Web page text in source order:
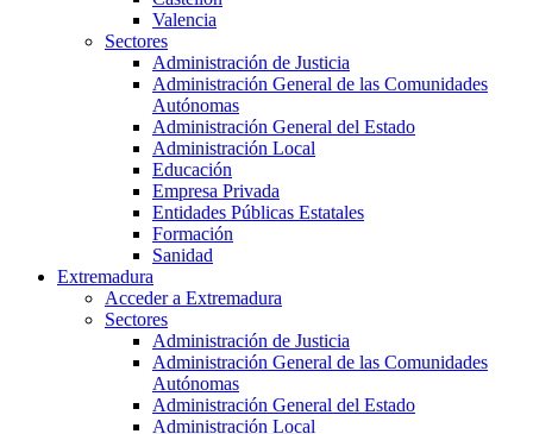
Valencia
Sectores
Administración de Justicia
Administración General de las Comunidades
Autónomas
Administración General del Estado
Administración Local
Educación
Empresa Privada
Entidades Públicas Estatales
Formación
Sanidad
Extremadura
Acceder a Extremadura
Sectores
Administración de Justicia
Administración General de las Comunidades
Autónomas
Administración General del Estado
Administración Local